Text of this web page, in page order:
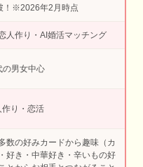
！※2026年2月時点
人作り・AI婚活マッチング
の男女中心
作り・恋活
数の好みカードから趣味（カ
好き・中華好き・辛いもの好